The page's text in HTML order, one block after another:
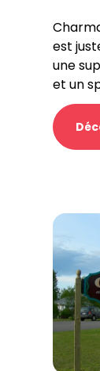
est
une
et un